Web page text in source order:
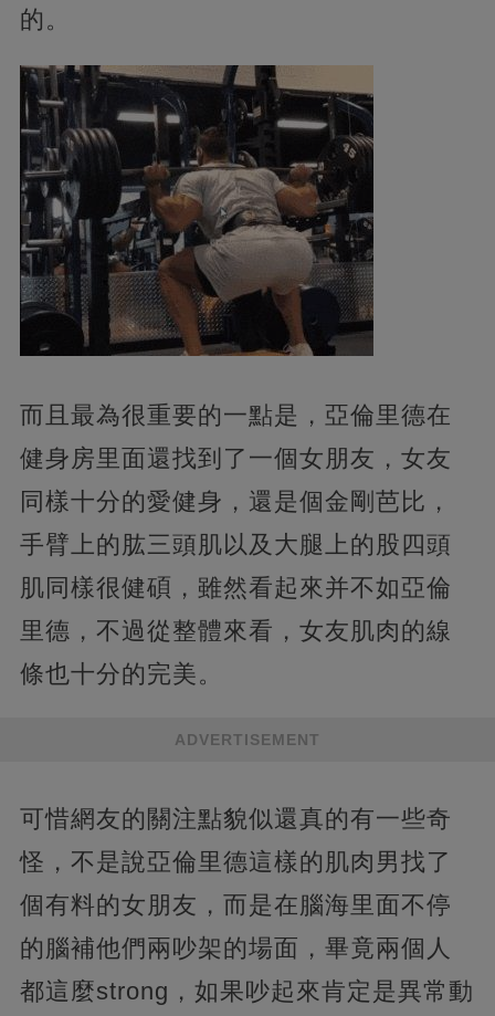
的。
而且最為很重要的一點是，亞倫里德在
健身房里面還找到了一個女朋友，女友
同樣十分的愛健身，還是個金剛芭比，
手臂上的肱三頭肌以及大腿上的股四頭
肌同樣很健碩，雖然看起來并不如亞倫
里德，不過從整體來看，女友肌肉的線
條也十分的完美。
ADVERTISEMENT
可惜網友的關注點貌似還真的有一些奇
怪，不是說亞倫里德這樣的肌肉男找了
個有料的女朋友，而是在腦海里面不停
的腦補他們兩吵架的場面，畢竟兩個人
都這麼strong，如果吵起來肯定是異常動